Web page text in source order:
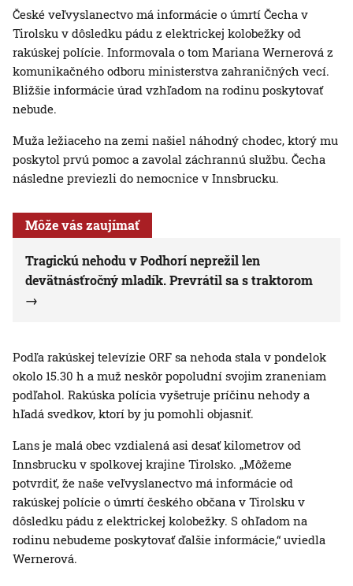
České veľvyslanectvo má informácie o úmrtí Čecha v
Tirolsku v dôsledku pádu z elektrickej kolobežky od
rakúskej polície. Informovala o tom Mariana Wernerová z
komunikačného odboru ministerstva zahraničných vecí.
Bližšie informácie úrad vzhľadom na rodinu poskytovať
nebude.
Muža ležiaceho na zemi našiel náhodný chodec, ktorý mu
poskytol prvú pomoc a zavolal záchrannú službu. Čecha
následne previezli do nemocnice v Innsbrucku.
Môže vás zaujímať
Tragickú nehodu v Podhorí neprežil len
devätnásťročný mladík. Prevrátil sa s traktorom
Podľa rakúskej televízie ORF sa nehoda stala v pondelok
okolo 15.30 h a muž neskôr popoludní svojim zraneniam
podľahol. Rakúska polícia vyšetruje príčinu nehody a
hľadá svedkov, ktorí by ju pomohli objasniť.
Lans je malá obec vzdialená asi desať kilometrov od
Innsbrucku v spolkovej krajine Tirolsko. „Môžeme
potvrdiť, že naše veľvyslanectvo má informácie od
rakúskej polície o úmrtí českého občana v Tirolsku v
dôsledku pádu z elektrickej kolobežky. S ohľadom na
rodinu nebudeme poskytovať ďalšie informácie,“ uviedla
Wernerová.